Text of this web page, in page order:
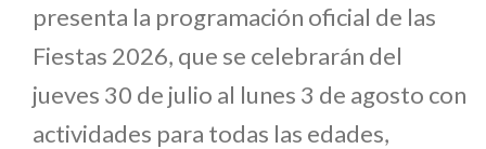
presenta la programación oficial de las
Fiestas 2026, que se celebrarán del
jueves 30 de julio al lunes 3 de agosto con
actividades para todas las edades,